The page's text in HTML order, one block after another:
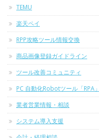
TEMU
楽天ペイ
RPP攻略ツール情報交換
商品画像登録ガイドライン
ツール改善コミュニティ
PC 自動化Robotツール「RPA」
業者営業情報・相談
システム導入支援